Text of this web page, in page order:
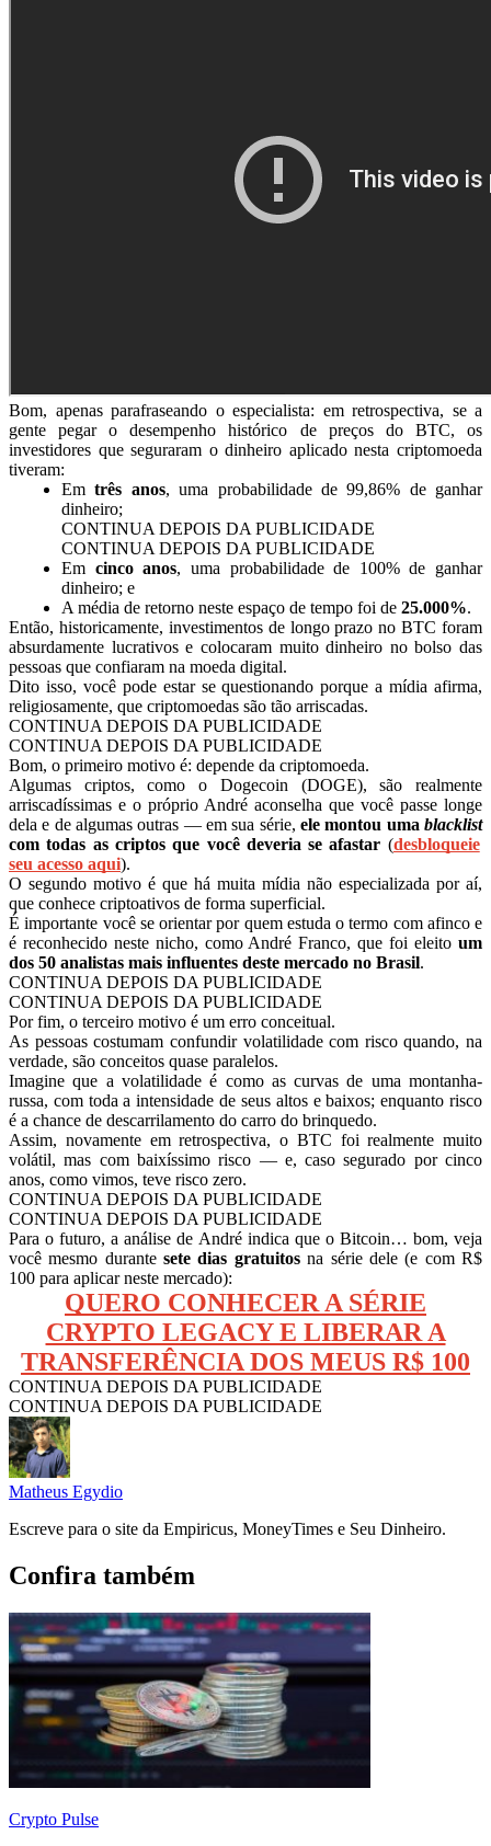
Bom, apenas parafraseando o especialista: em retrospectiva, se a
gente pegar o desempenho histórico de preços do BTC, os
investidores que seguraram o dinheiro aplicado nesta criptomoeda
tiveram:
Emtrês anos, uma probabilidade de 99,86% de ganhar
dinheiro;
CONTINUA DEPOIS DA PUBLICIDADE
CONTINUA DEPOIS DA PUBLICIDADE
Em cinco anos, uma probabilidade de 100% de ganhar
dinheiro; e
A média de retorno neste espaço de tempo foi de 25.000%.
Então, historicamente, investimentos de longo prazo no BTC foram
absurdamente lucrativos e colocaram muito dinheiro no bolso das
pessoas que confiaram na moeda digital.
Dito isso, você pode estar se questionando porque a mídia afirma,
religiosamente, que criptomoedas são tão arriscadas.
CONTINUA DEPOIS DA PUBLICIDADE
CONTINUA DEPOIS DA PUBLICIDADE
Bom, o primeiro motivo é: depende da criptomoeda.
Algumas criptos, como o Dogecoin (DOGE), são realmente
arriscadíssimas e o próprio André aconselha que você passe longe
dela e de algumas outras — em sua série, ele montou uma blacklist
com todas as criptos que você deveria se afastar (desbloqueie
seu acesso aqui).
O segundo motivo é que há muita mídia não especializada por aí,
que conhece criptoativos de forma superficial.
É importante você se orientar por quem estuda o termo com afinco e
é reconhecido neste nicho, como André Franco, que foi eleito um
dos 50 analistas mais influentes deste mercado no Brasil.
CONTINUA DEPOIS DA PUBLICIDADE
CONTINUA DEPOIS DA PUBLICIDADE
Por fim, o terceiro motivo é um erro conceitual.
As pessoas costumam confundir volatilidade com risco quando, na
verdade, são conceitos quase paralelos.
Imagine que a volatilidade é como as curvas de uma montanha-
russa, com toda a intensidade de seus altos e baixos; enquanto risco
é a chance de descarrilamento do carro do brinquedo.
Assim, novamente em retrospectiva, o BTC foi realmente muito
volátil, mas com baixíssimo risco — e, caso segurado por cinco
anos, como vimos, teve risco zero.
CONTINUA DEPOIS DA PUBLICIDADE
CONTINUA DEPOIS DA PUBLICIDADE
Para o futuro, a análise de André indica que o Bitcoin… bom, veja
você mesmo durantesete dias gratuitosna série dele (e com R$
100 para aplicar neste mercado):
QUERO CONHECER A SÉRIE
CRYPTO LEGACY E LIBERAR A
TRANSFERÊNCIA DOS MEUS R$ 100
CONTINUA DEPOIS DA PUBLICIDADE
CONTINUA DEPOIS DA PUBLICIDADE
Matheus Egydio
Escreve para o site da Empiricus, MoneyTimes e Seu Dinheiro.
Confira também
Crypto Pulse